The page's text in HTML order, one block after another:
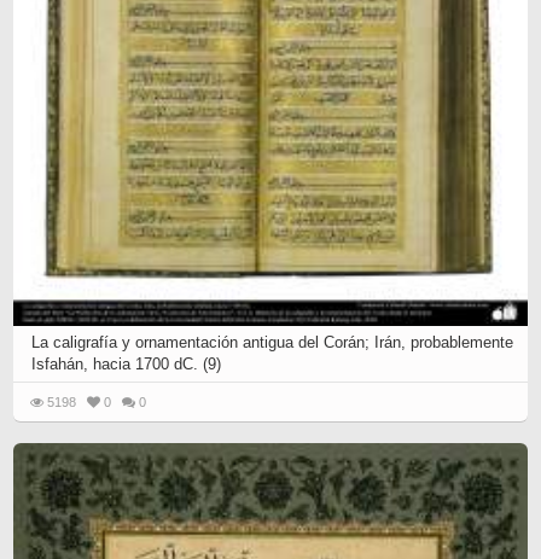
La caligrafía y ornamentación antigua del Corán; Irán, probablemente
Isfahán, hacia 1700 dC. (9)
5198 0 0